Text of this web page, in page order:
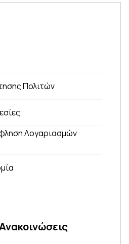
Πολιτών
Λογαριασμών